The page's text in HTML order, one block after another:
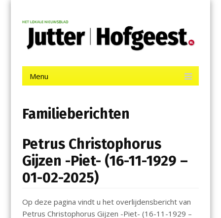
contentJutter | Hofgeest
Menu
Familieberichten
Petrus Christophorus
Gijzen -Piet- (16-11-1929 –
01-02-2025)
Op deze pagina vindt u het overlijdensbericht van
Petrus Christophorus Gijzen -Piet- (16-11-1929 –